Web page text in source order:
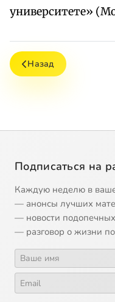
университете»
Назад
Подписаться на
Каждую неделю в
— анонсы лучших
— новости
— разговор о жизни